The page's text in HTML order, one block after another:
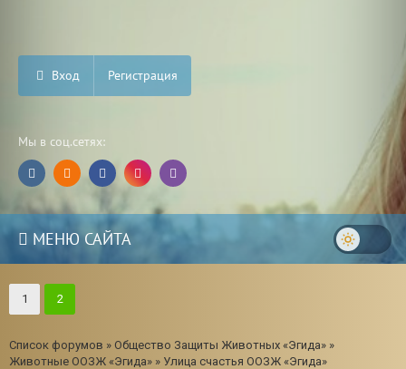
Вход Регистрация
Мы в соц.сетях:
МЕНЮ САЙТА
1 2
Список форумов » Общество Защиты Животных «Эгида» »
Животные ООЗЖ «Эгида» » Улица счастья ООЗЖ «Эгида»